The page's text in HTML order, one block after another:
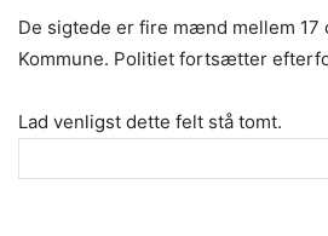
De sigtede er fire mænd mellem 17
Kommune. Politiet fortsætter
Lad venligst dette felt stå tomt.